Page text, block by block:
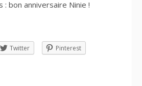
: bon anniversaire Ninie !
Twitter
Pinterest